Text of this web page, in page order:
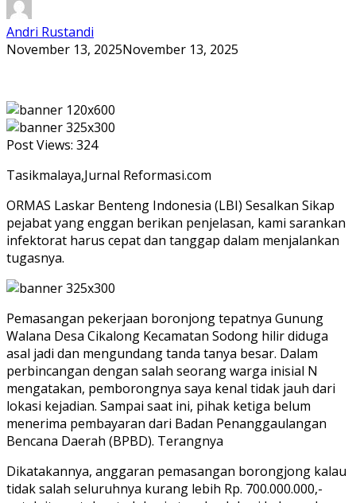
Andri Rustandi
November 13, 2025November 13, 2025
Post Views: 324
Tasikmalaya,Jurnal Reformasi.com
ORMAS Laskar Benteng Indonesia (LBI) Sesalkan Sikap
pejabat yang enggan berikan penjelasan, kami sarankan
infektorat harus cepat dan tanggap dalam menjalankan
tugasnya.
Pemasangan pekerjaan boronjong tepatnya Gunung
Walana Desa Cikalong Kecamatan Sodong hilir diduga
asal jadi dan mengundang tanda tanya besar. Dalam
perbincangan dengan salah seorang warga inisial N
mengatakan, pemborongnya saya kenal tidak jauh dari
lokasi kejadian. Sampai saat ini, pihak ketiga belum
menerima pembayaran dari Badan Penanggaulangan
Bencana Daerah (BPBD). Terangnya
Dikatakannya, anggaran pemasangan borongjong kalau
tidak salah seluruhnya kurang lebih Rp. 700.000.000,-